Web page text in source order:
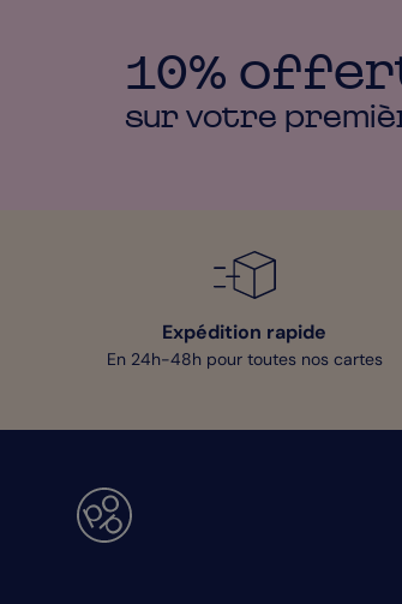
10%
sur votre
Expédition rapide
En 24h-48h pour toutes nos cartes